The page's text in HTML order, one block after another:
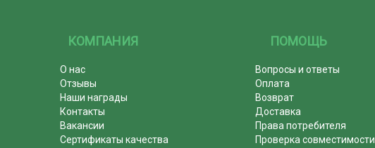
КОМПАНИЯ
О нас
Отзывы
Наши награды
Контакты
Вакансии
Сертификаты качества
ПОМОЩЬ
Вопросы и ответы
Оплата
Возврат
Доставка
Права потребителя
Проверка совместимости